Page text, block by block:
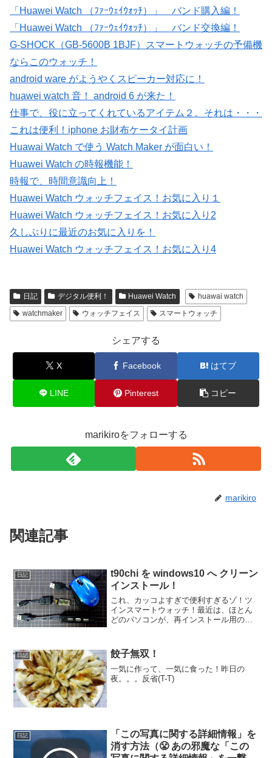
「Huawei Watch （ﾌｧｰｳｪｲｳｫｯﾁ）」 バンド購入編！
「Huawei Watch （ﾌｧｰｳｪｲｳｫｯﾁ）」 バンド交換編！
G-SHOCK（GB-5600B 1BJF）スマートウォッチの予備機
ならこのウォッチ！
android ware がようやくスピーカー対応に！
huawei watch 音！ android 6 が来た！
仕事で、役に立ってくれているアイテム２。それは・・・
これは便利！iphone お財布ケータイ計画
Huawai Watch で使う Watch Maker が面白い！
Huawei Watch の時報機能！
時報で、時間意識向上！
Huawei Watch ウォッチフェイス！お気に入り１
Huawei Watch ウォッチフェイス！お気に入り2
久しぶりに最近のお気に入りを！
Huawei Watch ウォッチフェイス！お気に入り4
日記 デジタル便利！ Huawei Watch
huawai watch
watchmaker
ウォッチフェイス スマートウォッチ
シェアする
X Facebook はてブ
LINE Pinterest コピー
marikiroをフォローする
marikiro
関連記事
日記
t90chi を windows10 へ クリーン
インストール！
これ、カッコよすぎで便利すぎるゾ！ツ
インスマートウォッチ！最近は、ほとん
どのパソコンが、再インストール用の別
ストール用データを保存しているタイプ
がほとんどですね。この...
日記 餃子無双！
一気に作って、一気に食った！昨日の
夜。。。反省(T-T)
日記
「この写真に関する詳細情報」を
消す方法（😤 あの邪魔な「この